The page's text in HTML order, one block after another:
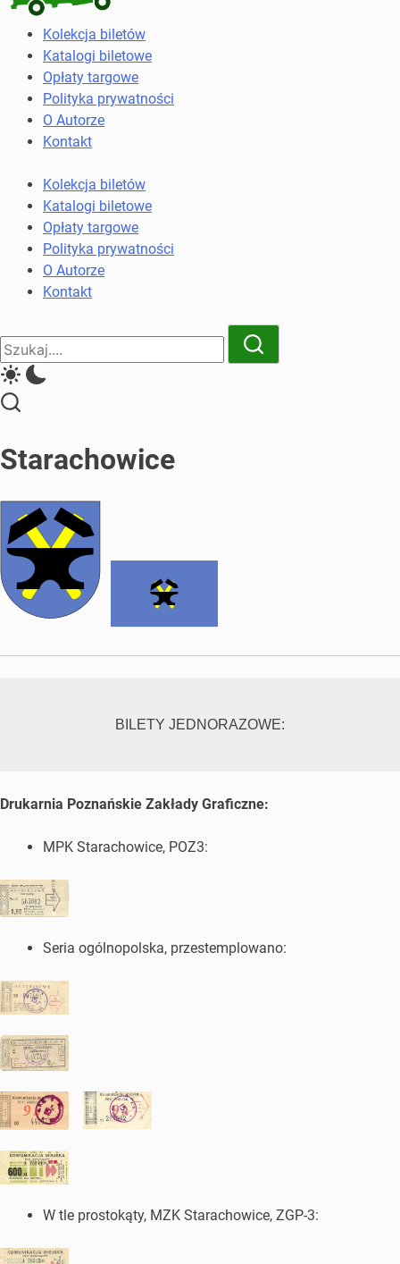
Kolekcja
biletów
komunikacji
miejskiej
kolejowych
Kolekcja biletów
Katalogi biletowe
Opłaty targowe
Polityka prywatności
O Autorze
Kontakt
Kolekcja biletów
Katalogi biletowe
Opłaty targowe
Polityka prywatności
O Autorze
Kontakt
Close
Search
Search
Starachowice
BILETY JEDNORAZOWE:
Drukarnia Poznańskie Zakłady Graficzne:
MPK Starachowice, POZ3:
Seria ogólnopolska, przestemplowano:
W tle prostokąty, MZK Starachowice, ZGP-3: